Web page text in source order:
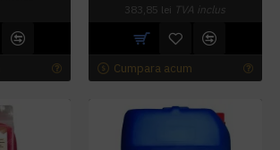
383,85 lei TVA inclus
Cumpara acum